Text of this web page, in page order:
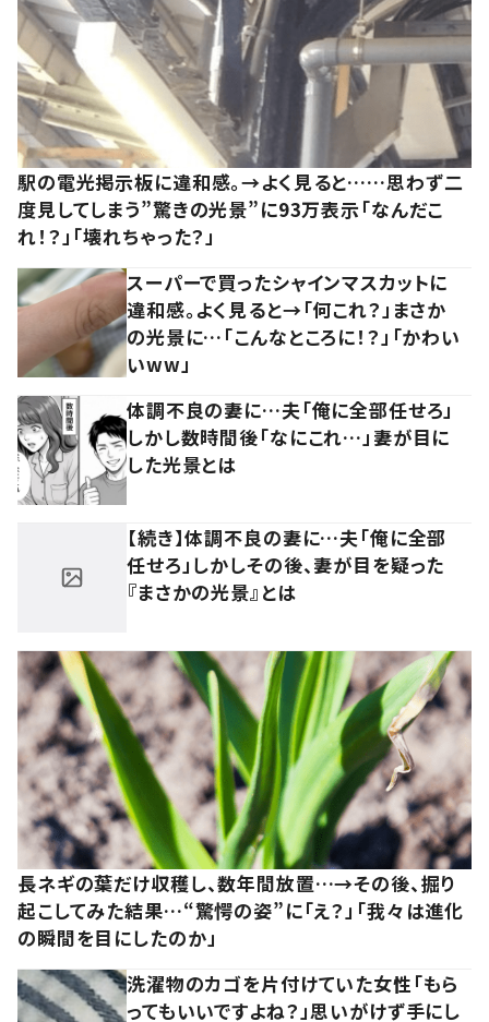
駅の電光掲示板に違和感。→よく見ると……思わず二
度見してしまう”驚きの光景”に93万表示「なんだこ
れ！？」「壊れちゃった？」
スーパーで買ったシャインマスカットに
違和感。よく見ると→「何これ？」まさか
の光景に…「こんなところに！？」「かわい
いww」
体調不良の妻に…夫「俺に全部任せろ」
しかし数時間後「なにこれ…」妻が目に
した光景とは
【続き】体調不良の妻に…夫「俺に全部
任せろ」しかしその後、妻が目を疑った
『まさかの光景』とは
長ネギの葉だけ収穫し、数年間放置…→その後、掘り
起こしてみた結果…“驚愕の姿”に「え？」「我々は進化
の瞬間を目にしたのか」
洗濯物のカゴを片付けていた女性「もら
ってもいいですよね？」思いがけず手にし